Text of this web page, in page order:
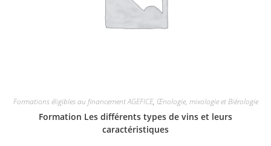
Formations éligibles au financement AGEFICE, Œnologie, mixologie et Biérologie
Formation Les différents types de vins et leurs
caractéristiques